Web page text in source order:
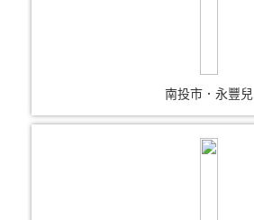
南投市．永豐兒